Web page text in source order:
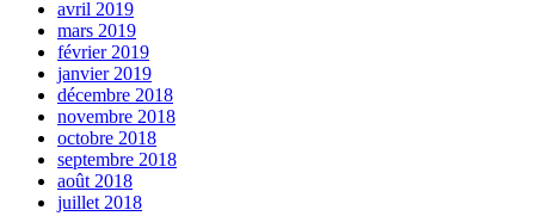
avril 2019
mars 2019
février 2019
janvier 2019
décembre 2018
novembre 2018
octobre 2018
septembre 2018
août 2018
juillet 2018